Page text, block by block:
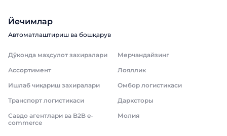
Йечимлар
Автоматлаштириш ва бошқарув
Дўконда маҳсулот захиралари
Мерчандайзинг
Ассортимент
Лояллик
Ишлаб чиқариш захиралари
Омбор логистикаси
Транспорт логистикаси
Дарксторы
Савдо агентлари ва B2B e-
commerce
Молия